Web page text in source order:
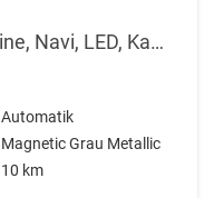
ST-Line 1.5 EcoBoost ST-Line, Navi, LED, Kamera, Winter, FS beheizbar
Automatik
Magnetic Grau Metallic
10 km